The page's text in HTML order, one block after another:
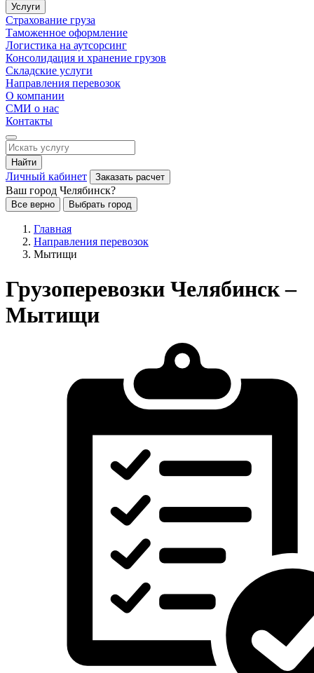
Услуги
Страхование груза
Таможенное оформление
Логистика на аутсорсинг
Консолидация и хранение грузов
Складские услуги
Направления перевозок
О компании
СМИ о нас
Контакты
Найти
Личный кабинет Заказать расчет
Ваш город Челябинск?
Все верно Выбрать город
Главная
Направления перевозок
Мытищи
Грузоперевозки Челябинск –
Мытищи